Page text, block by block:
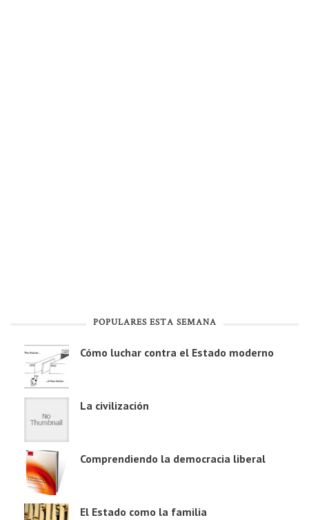
POPULARES ESTA SEMANA
Cómo luchar contra el Estado moderno
La civilización
Comprendiendo la democracia liberal
El Estado como la familia